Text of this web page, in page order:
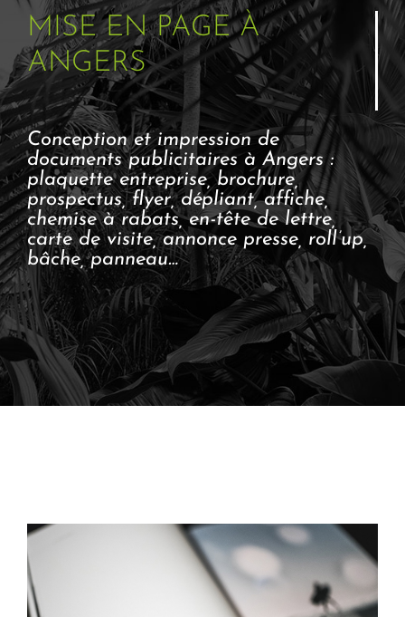
MISE EN PAGE À
ANGERS
Conception et impression de
documents publicitaires à Angers :
plaquette entreprise, brochure,
prospectus, flyer, dépliant, affiche,
chemise à rabats, en-tête de lettre,
carte de visite, annonce presse, roll’up,
bâche, panneau…